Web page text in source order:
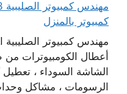
كمبيوتر بالمنزل
مهندس كمبيوتر
أعطال الكومبيوترات
الشاشة السوداء ،
الرسومات ، مشاكل